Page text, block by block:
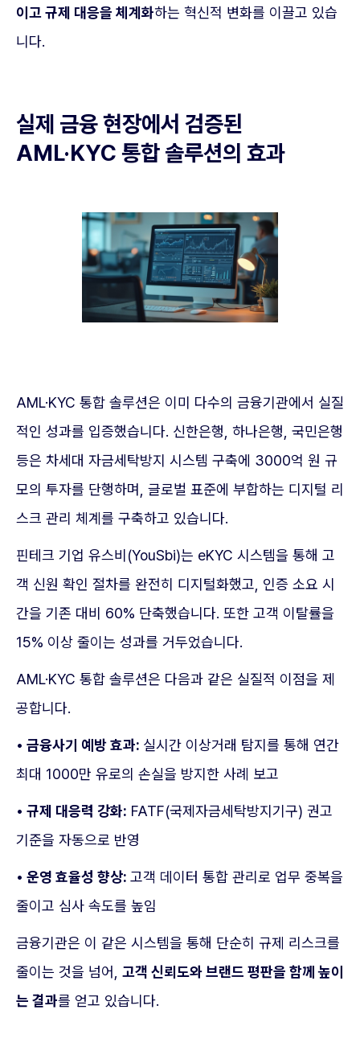
이고 규제 대응을 체계화하는 혁신적 변화를 이끌고 있습
니다.
실제 금융 현장에서 검증된
AML·KYC 통합 솔루션의 효과
AML·KYC 통합 솔루션은 이미 다수의 금융기관에서 실질
적인 성과를 입증했습니다. 신한은행, 하나은행, 국민은행
등은 차세대 자금세탁방지 시스템 구축에 3000억 원 규
모의 투자를 단행하며, 글로벌 표준에 부합하는 디지털 리
스크 관리 체계를 구축하고 있습니다.
핀테크 기업 유스비(YouSbi)는 eKYC 시스템을 통해 고
객 신원 확인 절차를 완전히 디지털화했고, 인증 소요 시
간을 기존 대비 60% 단축했습니다. 또한 고객 이탈률을
15% 이상 줄이는 성과를 거두었습니다.
AML·KYC 통합 솔루션은 다음과 같은 실질적 이점을 제
공합니다.
• 금융사기 예방 효과: 실시간 이상거래 탐지를 통해 연간
최대 1000만 유로의 손실을 방지한 사례 보고
• 규제 대응력 강화: FATF(국제자금세탁방지기구) 권고
기준을 자동으로 반영
• 운영 효율성 향상: 고객 데이터 통합 관리로 업무 중복을
줄이고 심사 속도를 높임
금융기관은 이 같은 시스템을 통해 단순히 규제 리스크를
줄이는 것을 넘어, 고객 신뢰도와 브랜드 평판을 함께 높이
는 결과를 얻고 있습니다.